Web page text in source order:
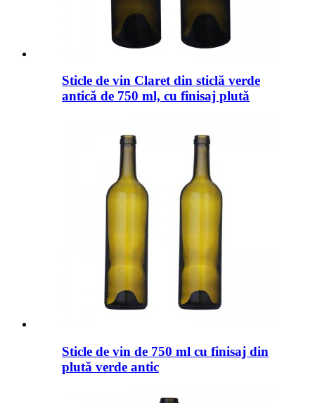
Sticle de vin Claret din sticlă verde
antică de 750 ml, cu finisaj plută
Sticle de vin de 750 ml cu finisaj din
plută verde antic